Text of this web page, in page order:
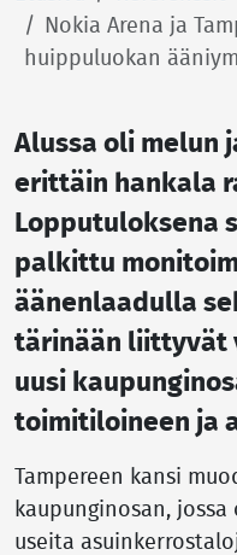
­Nokia Arena ja
huippuluokan
Alussa oli melun
erittäin hankala
Lopputuloksena
palkittu
äänenlaadulla
tärinään liittyvät
uusi
toimitiloineen ja
Tampereen kansi
kaupunginosan,
useita